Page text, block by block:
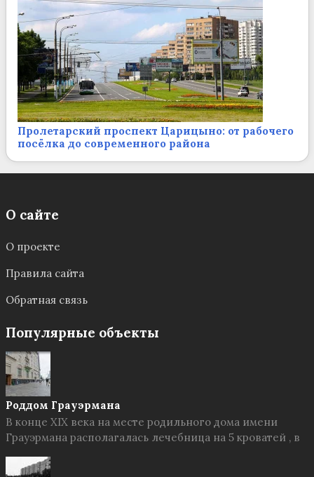
Пролетарский проспект Царицыно: от рабочего
посёлка до современного района
О сайте
О проекте
Правила сайта
Обратная связь
Популярные объекты
Роддом Грауэрмана
В конце XIX века на месте родильного дома имени
Грауэрмана располагалась лечебница на 5 кроватей , в